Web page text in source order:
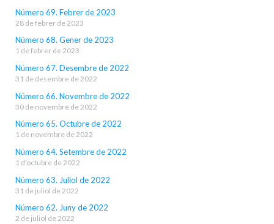
Número 69. Febrer de 2023
28 de febrer de 2023
Número 68. Gener de 2023
1 de febrer de 2023
Número 67. Desembre de 2022
31 de desembre de 2022
Número 66. Novembre de 2022
30 de novembre de 2022
Número 65. Octubre de 2022
1 de novembre de 2022
Número 64. Setembre de 2022
1 d'octubre de 2022
Número 63. Juliol de 2022
31 de juliol de 2022
Número 62. Juny de 2022
2 de juliol de 2022